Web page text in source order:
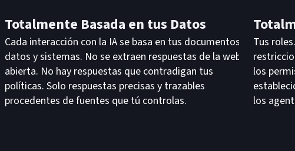
Totalmente Basada en tus Datos
Cada interacción con la IA se basa en tus documentos,
datos y sistemas. No se extraen respuestas de la web
abierta. No hay respuestas que contradigan tus
políticas. Solo respuestas precisas y trazables
procedentes de fuentes que tú controlas.
Tus
los
los